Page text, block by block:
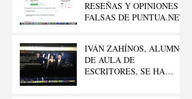
RESEÑAS Y OPINIONES
FALSAS DE PUNTUA.NET
IVÁN ZAHÍNOS, ALUMNO
DE AULA DE
ESCRITORES, SE HA